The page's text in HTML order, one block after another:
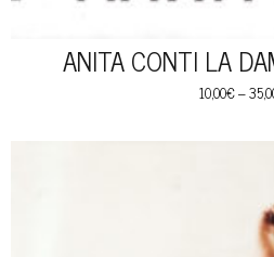
ANITA CONTI LA
10,00€–